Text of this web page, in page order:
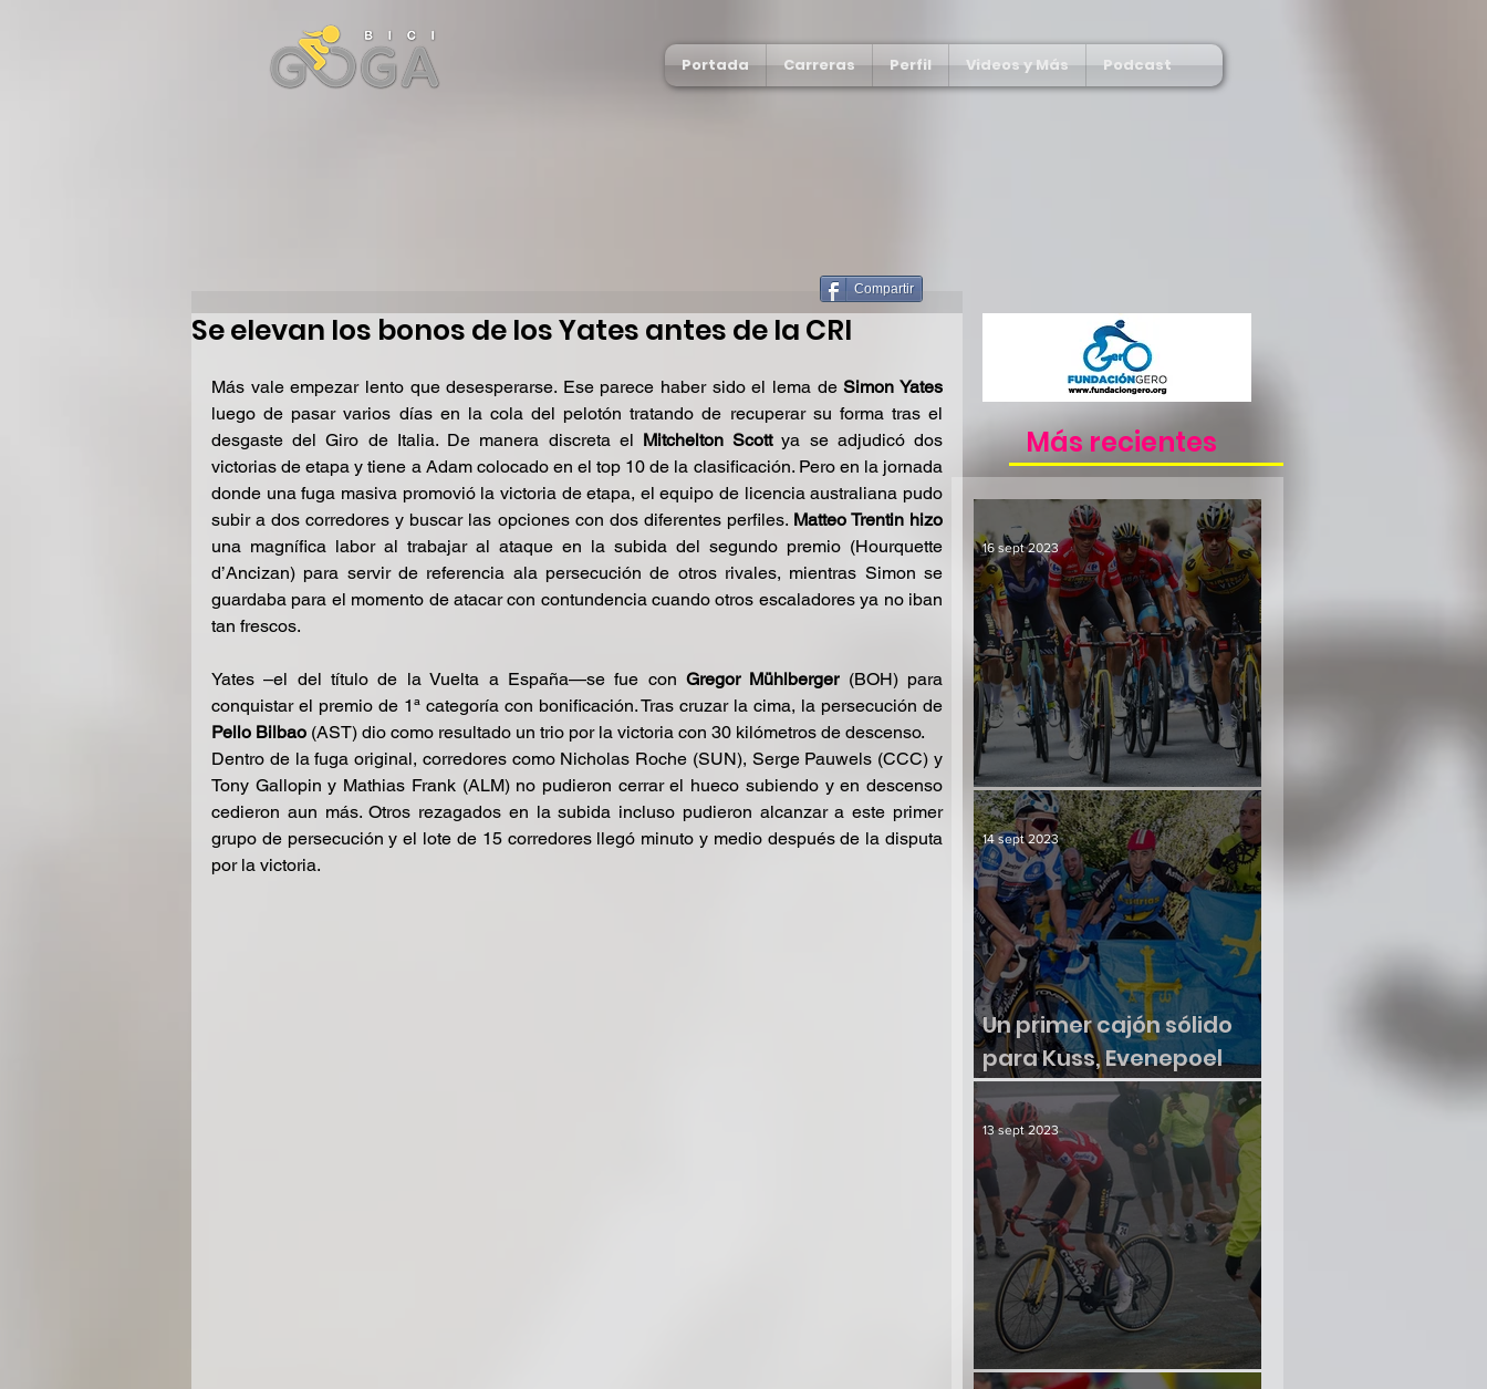
Portada Carreras Perfil Videos y Más Podcast
Más recientes
Compartir
Se elevan los bonos de los Yates antes de la CRI
Más vale empezar lento que desesperarse. Ese parece haber sido el lema de Simon Yates
luego de pasar varios días en la cola del pelotón tratando de recuperar su forma tras el
desgaste del Giro de Italia. De manera discreta el Mitchelton Scott ya se adjudicó dos
victorias de etapa y tiene a Adam colocado en el top 10 de la clasificación. Pero en la jornada
donde una fuga masiva promovió la victoria de etapa, el equipo de licencia australiana pudo
subir a dos corredores y buscar las opciones con dos diferentes perfiles. Matteo Trentin hizo
una magnífica labor al trabajar al ataque en la subida del segundo premio (Hourquette
d’Ancizan) para servir de referencia ala persecución de otros rivales, mientras Simon se
guardaba para el momento de atacar con contundencia cuando otros escaladores ya no iban
tan frescos.
Yates –el del título de la Vuelta a España—se fue con Gregor Mühlberger (BOH) para
Pello Bilbao (AST) dio como resultado un trio por la victoria con 30 kilómetros de descenso.
Dentro de la fuga original, corredores como Nicholas Roche (SUN), Serge Pauwels (CCC) y
Tony Gallopin y Mathias Frank (ALM) no pudieron cerrar el hueco subiendo y en descenso
cedieron aun más. Otros rezagados en la subida incluso pudieron alcanzar a este primer
grupo de persecución y el lote de 15 corredores llegó minuto y medio después de la disputa
por la victoria.
Culminación y consenso
16 sept 2023
Un primer cajón sólido
para Kuss, Evenepoel
sumó otra victoria
14 sept 2023
¿Hay crisis en el paraíso?
13 sept 2023